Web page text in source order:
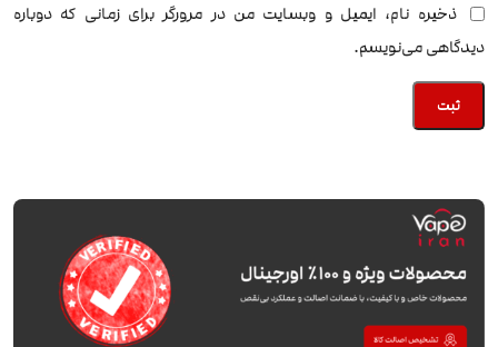
ذخیره نام، ایمیل و وبسایت من در مرورگر برای زمانی که دوباره
دیدگاهی می‌نویسم.